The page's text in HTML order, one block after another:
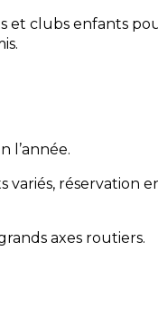
et clubs enfants
l’année.
réservation
axes routiers.